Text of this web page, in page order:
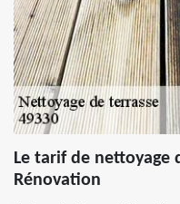
Le tarif de nettoyage
Rénovation